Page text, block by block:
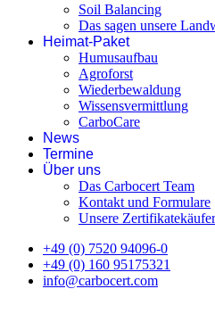
Soil Balancing
Das sagen unsere
Heimat-Paket
Humusaufbau
Agroforst
Wiederbewaldung
Wissensvermittlung
CarboCare
News
Termine
Über uns
Das Carbocert Team
Kontakt und Formulare
Unsere Zertifikatekäufer
+49 (0) 7520 94096-0
+49 (0) 160 95175321
info@carbocert.com